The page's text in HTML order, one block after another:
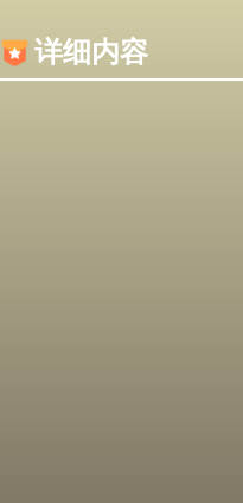
详细内容